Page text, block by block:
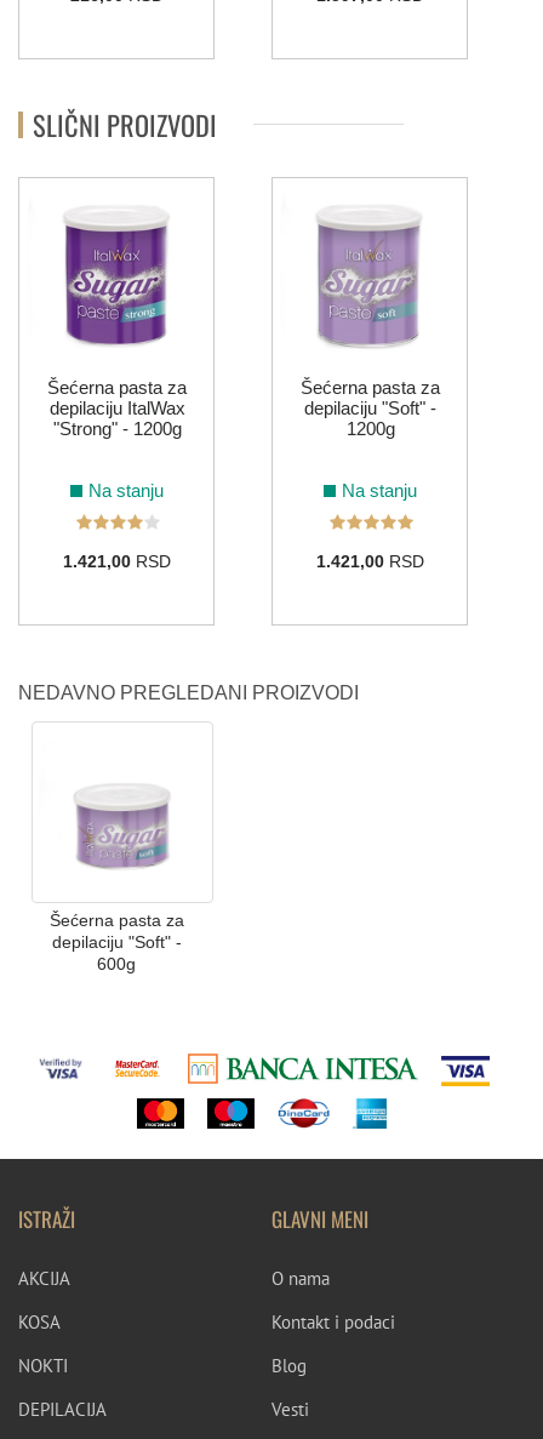
SLIČNI PROIZVODI
Šećerna pasta za
depilaciju ItalWax
"Strong" - 1200g
Na stanju
1.421,00RSD
Šećerna pasta za
depilaciju "Soft" -
1200g
Na stanju
1.421,00RSD
NEDAVNO PREGLEDANI PROIZVODI
Šećerna pasta za
depilaciju "Soft" -
600g
ISTRAŽI
AKCIJA
KOSA
NOKTI
DEPILACIJA
GLAVNI MENI
O nama
Kontakt i podaci
Blog
Vesti